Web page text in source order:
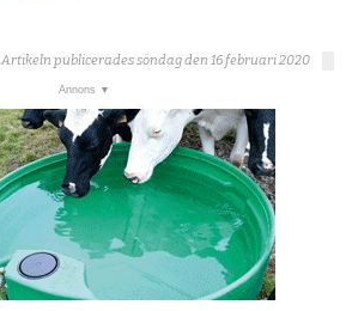
Artikeln publicerades söndag den 16 februari 2020